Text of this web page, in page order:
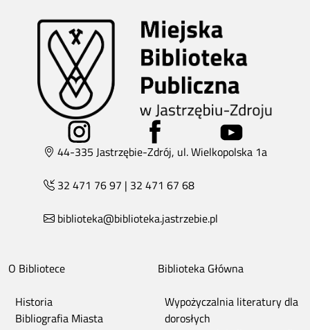
44-335 Jastrzębie-Zdrój, ul. Wielkopolska 1a
32 471 76 97 | 32 471 67 68
biblioteka@biblioteka.jastrzebie.pl
O Bibliotece
Historia
Bibliografia Miasta
Biblioteka Główna
Wypożyczalnia literatury dla
dorosłych